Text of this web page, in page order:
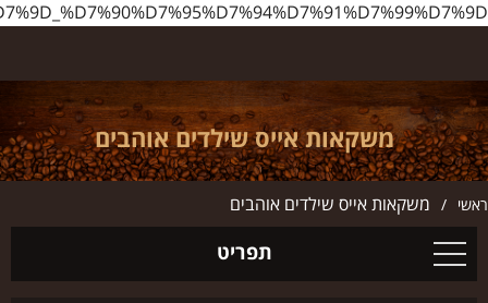
http://www.ilbarista.co.il/